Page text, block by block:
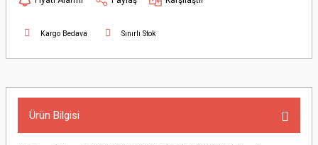
Kargo Bedava Sınırlı Stok
Ürün Bilgisi